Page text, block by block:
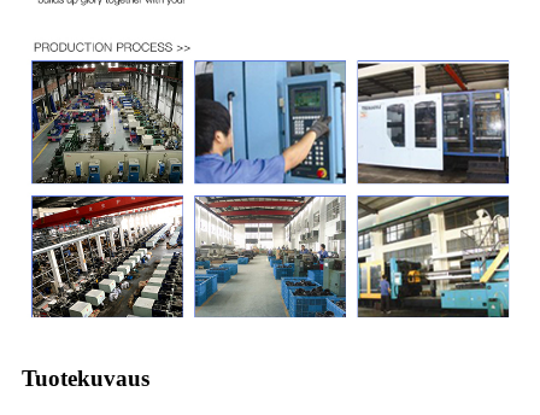
Tuotekuvaus